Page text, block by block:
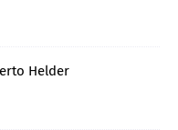
Helder